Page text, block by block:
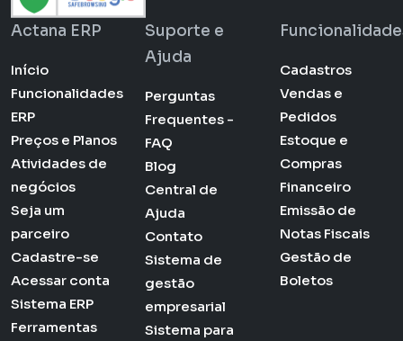
Actana ERP
Início
Funcionalidades
ERP
Preços e Planos
Atividades de
negócios
Seja um
parceiro
Cadastre-se
Acessar conta
Sistema ERP
Ferramentas
Suporte e
Ajuda
Perguntas
Frequentes -
FAQ
Blog
Central de
Ajuda
Contato
Sistema de
gestão
empresarial
Sistema para
Cadastros
Vendas e
Pedidos
Estoque e
Compras
Financeiro
Emissão de
Notas Fiscais
Gestão de
Boletos